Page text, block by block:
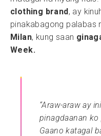
clothing brand, ay
pinakabagong palabas
Milan, kung saan
Week.
“Araw-araw ay
pinagdaanan ko
Gaano katagal